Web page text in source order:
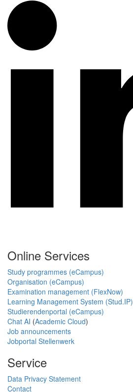
Online Services
Study programmes (eCampus)
Organisation (eCampus)
Examination management (FlexNow)
Learning Management System (Stud.IP)
Studierendenportal (eCampus)
Chat AI (Academic Cloud)
Job announcements
Jobportal Stellenwerk
Service
Data Privacy Statement
Contact